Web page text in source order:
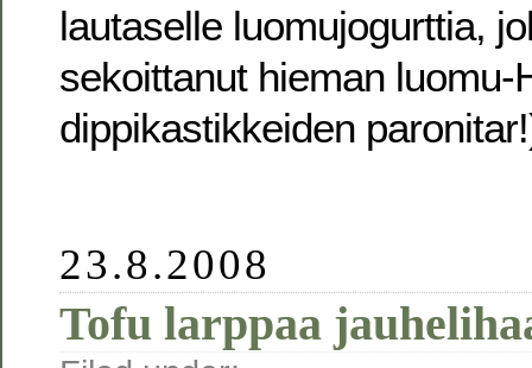
lautaselle luomujogurttia,
sekoittanut hieman luomu-
dippikastikkeiden
23.8.2008
Tofu larppaa